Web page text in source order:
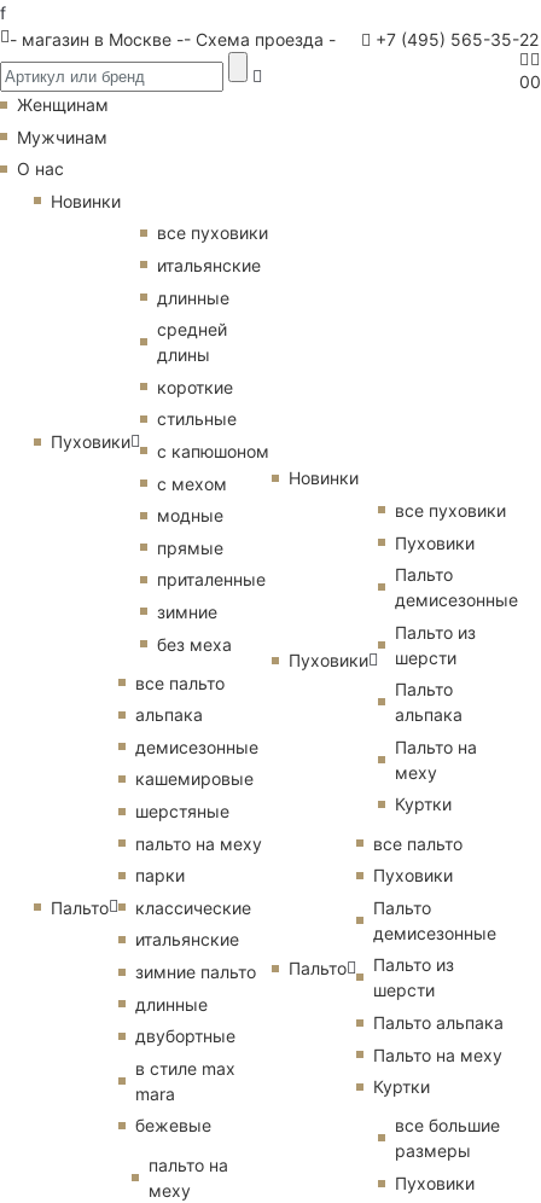
f
- магазин в Москве -- Схема проезда - +7 (495) 565-35-22
00
Женщинам
Мужчинам
О нас
Новинки
Пуховики
все пуховики
итальянские
длинные
средней
длины
короткие
стильные
с капюшоном
с мехом
модные
прямые
приталенные
зимние
без меха
Пальто
все пальто
альпака
демисезонные
кашемировые
шерстяные
пальто на меху
парки
классические
итальянские
зимние пальто
длинные
двубортные
в стиле max
mara
бежевые
пальто на
меху
Новинки
Пуховики
все пуховики
Пуховики
Пальто
демисезонные
Пальто из
шерсти
Пальто
альпака
Пальто на
меху
Куртки
Пальто
все пальто
Пуховики
Пальто
демисезонные
Пальто из
шерсти
Пальто альпака
Пальто на меху
Куртки
все большие
размеры
Пуховики